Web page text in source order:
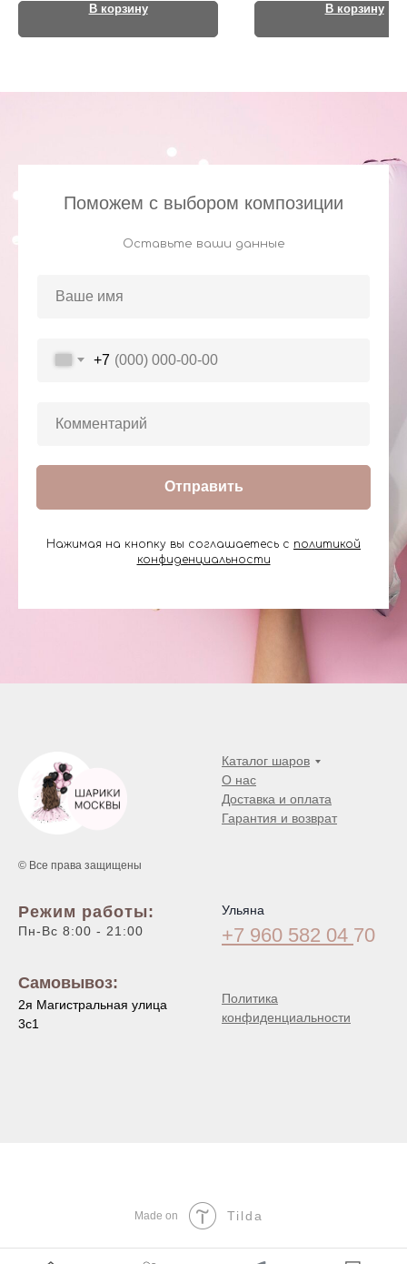
В корзину В корзину
Поможем с выбором композиции
Оставьте ваши данные
+7
Отправить
Нажимая на кнопку вы соглашаетесь с политикой
конфиденциальности
© Все права защищены
Каталог шаров
О нас
Доставка и оплата
Гарантия и возврат
Режим работы:
Пн-Вс 8:00 - 21:00
Самовывоз:
2я Магистральная улица
3с1
Ульяна
+7 960 582 04 70
Политика
конфиденциальности
Made on Tilda